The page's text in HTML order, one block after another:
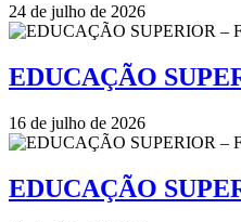
24 de julho de 2026
EDUCAÇÃO
16 de julho de 2026
EDUCAÇÃO